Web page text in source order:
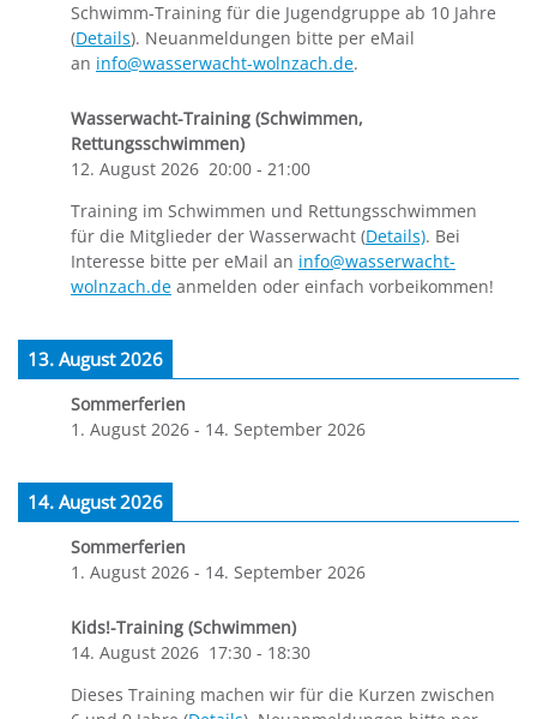
Schwimm-Training für die Jugendgruppe ab 10 Jahre
(Details). Neuanmeldungen bitte per eMail
an info@wasserwacht-wolnzach.de.
Wasserwacht-Training (Schwimmen,
Rettungsschwimmen)
12. August 2026 20:00 - 21:00
Training im Schwimmen und Rettungsschwimmen
für die Mitglieder der Wasserwacht (Details). Bei
Interesse bitte per eMail an info@wasserwacht-
wolnzach.de anmelden oder einfach vorbeikommen!
13. August 2026
Sommerferien
1. August 2026 - 14. September 2026
14. August 2026
Sommerferien
1. August 2026 - 14. September 2026
Kids!-Training (Schwimmen)
14. August 2026 17:30 - 18:30
Dieses Training machen wir für die Kurzen zwischen